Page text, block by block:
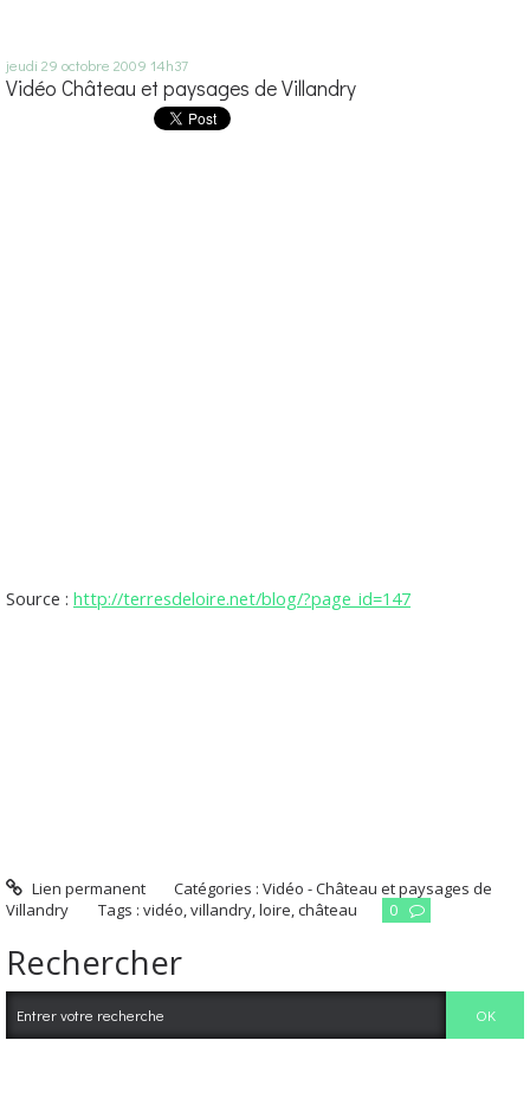
jeudi 29 octobre 2009 14h37
Vidéo Château et paysages de Villandry
Source : http://terresdeloire.net/blog/?page_id=147
Lien permanent Catégories :Vidéo - Château et paysages de
Villandry
Tags : vidéo,villandry,loire,château 0
Rechercher